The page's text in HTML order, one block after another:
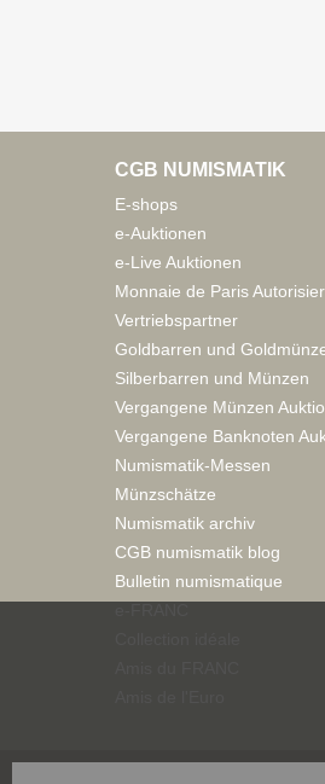
CGB NUMISMATIK
E-shops
e-Auktionen
e-Live Auktionen
Monnaie de Paris
Vertriebspartner
Goldbarren und
Silberbarren und Münzen
Vergangene Münzen
Vergangene Banknoten
Numismatik-Messen
Münzschätze
Numismatik archiv
CGB numismatik blog
Bulletin numismatique